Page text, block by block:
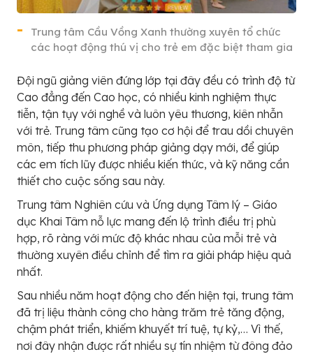
Trung tâm Cầu Vồng Xanh thường xuyên tổ chức
các hoạt động thú vị cho trẻ em đặc biệt tham gia
Đội ngũ giảng viên đứng lớp tại đây đều có trình độ từ
Cao đẳng đến Cao học, có nhiều kinh nghiệm thực
tiễn, tận tụy với nghề và luôn yêu thương, kiên nhẫn
với trẻ. Trung tâm cũng tạo cơ hội để trau dồi chuyên
môn, tiếp thu phương pháp giảng dạy mới, để giúp
các em tích lũy được nhiều kiến thức, và kỹ năng cần
thiết cho cuộc sống sau này.
Trung tâm Nghiên cứu và Ứng dụng Tâm lý – Giáo
dục Khai Tâm nỗ lực mang đến lộ trình điều trị phù
hợp, rõ ràng với mức độ khác nhau của mỗi trẻ và
thường xuyên điều chỉnh để tìm ra giải pháp hiệu quả
nhất.
Sau nhiều năm hoạt động cho đến hiện tại, trung tâm
đã trị liệu thành công cho hàng trăm trẻ tăng động,
chậm phát triển, khiếm khuyết trí tuệ, tự kỷ,… Vì thế,
nơi đây nhận được rất nhiều sự tín nhiệm từ đông đảo